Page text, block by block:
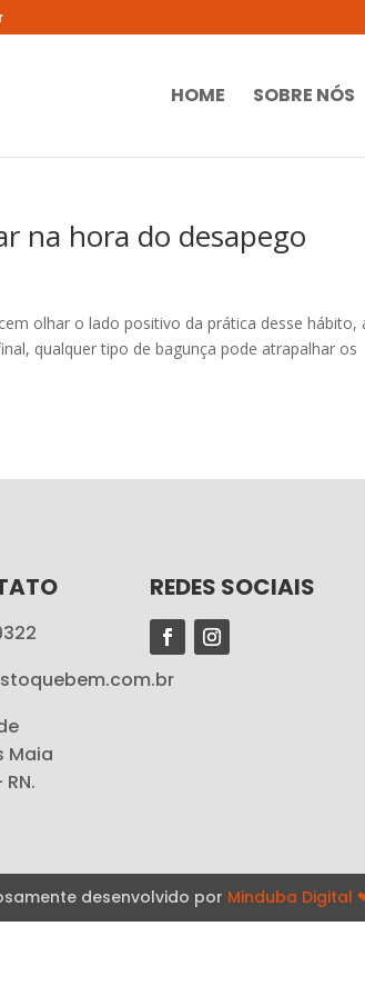
HOME SOBRE NÓS
na hora do desapego
olhar o lado positivo da prática desse hábito,
qualquer tipo de bagunça pode atrapalhar os
Maia
REDES SOCIAIS
desenvolvido por Minduba Digital